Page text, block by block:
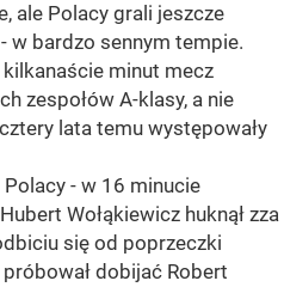
ale Polacy grali jeszcze
w bardzo sennym tempie.
minut mecz
zespołów A-klasy, a nie
lata temu występowały
- w 16 minucie
Wołąkiewicz huknął zza
się od poprzeczki
dobijać Robert